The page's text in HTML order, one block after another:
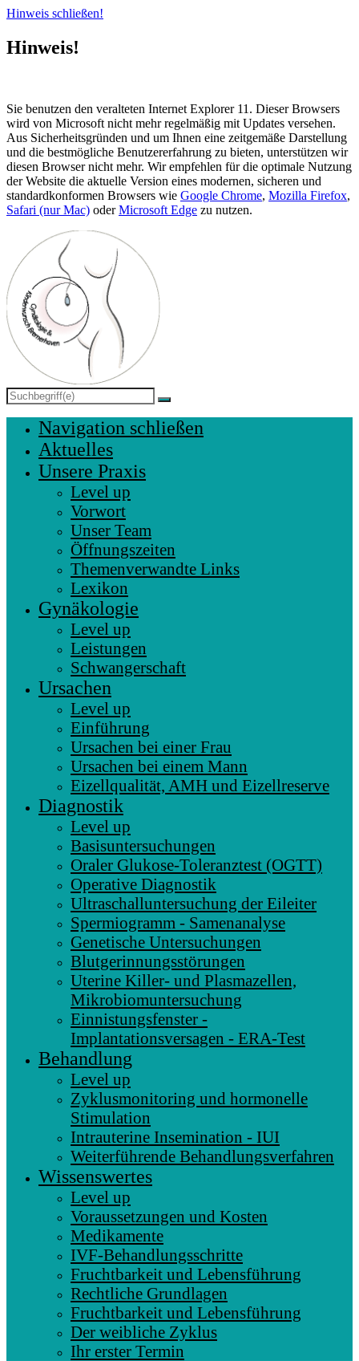
Hinweis schließen!
Hinweis!
Sie benutzen den veralteten Internet Explorer 11. Dieser Browsers
wird von Microsoft nicht mehr regelmäßig mit Updates versehen.
Aus Sicherheitsgründen und um Ihnen eine zeitgemäße Darstellung
und die bestmögliche Benutzererfahrung zu bieten, unterstützen wir
diesen Browser nicht mehr. Wir empfehlen für die optimale Nutzung
der Website die aktuelle Version eines modernen, sicheren und
standardkonformen Browsers wie Google Chrome, Mozilla Firefox,
Safari (nur Mac) oderMicrosoft Edge zu nutzen.
Navigation schließen
Aktuelles
Unsere Praxis
Level up
Vorwort
Unser Team
Öffnungszeiten
Themenverwandte Links
Lexikon
Gynäkologie
Level up
Leistungen
Schwangerschaft
Ursachen
Level up
Einführung
Ursachen bei einer Frau
Ursachen bei einem Mann
Eizellqualität, AMH und Eizellreserve
Diagnostik
Level up
Basisuntersuchungen
Oraler Glukose-Toleranztest (OGTT)
Operative Diagnostik
Ultraschalluntersuchung der Eileiter
Spermiogramm - Samenanalyse
Genetische Untersuchungen
Blutgerinnungsstörungen
Uterine Killer- und Plasmazellen,
Mikrobiomuntersuchung
Einnistungsfenster -
Implantationsversagen - ERA-Test
Behandlung
Level up
Zyklusmonitoring und hormonelle
Stimulation
Intrauterine Insemination - IUI
Weiterführende Behandlungsverfahren
Wissenswertes
Level up
Voraussetzungen und Kosten
Medikamente
IVF-Behandlungsschritte
Fruchtbarkeit und Lebensführung
Rechtliche Grundlagen
Fruchtbarkeit und Lebensführung
Der weibliche Zyklus
Ihr erster Termin